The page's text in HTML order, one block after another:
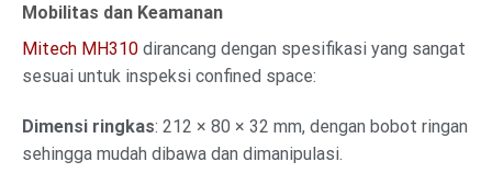
Mobilitas dan Keamanan
Mitech MH310 dirancang dengan spesifikasi yang sangat
sesuai untuk inspeksi confined space:
Dimensi ringkas: 212 × 80 × 32 mm, dengan bobot ringan
sehingga mudah dibawa dan dimanipulasi.